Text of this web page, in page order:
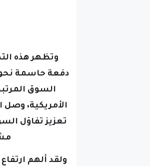
وتظهر هذه
دفعة حاسمة نحو هدف 100
السوق
تعزيز تفاؤل
ولقد ألهم